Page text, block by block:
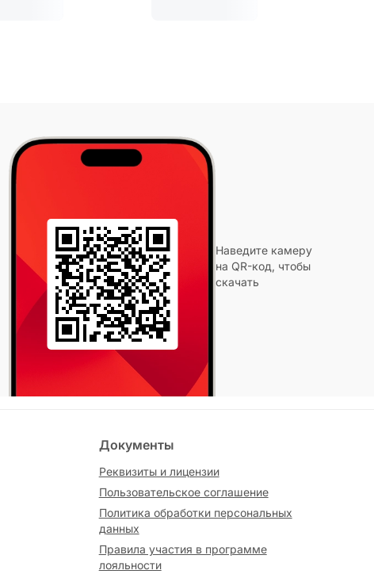
Наведите камеру
на QR-код, чтобы
скачать
Документы
Реквизиты и лицензии
Пользовательское соглашение
Политика обработки персональных
данных
Правила участия в программе
лояльности